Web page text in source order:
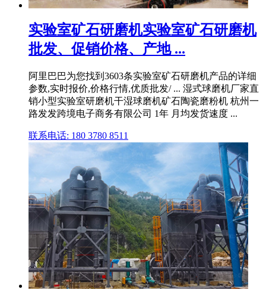
实验室矿石研磨机实验室矿石研磨机
批发、促销价格、产地 ...
阿里巴巴为您找到3603条实验室矿石研磨机产品的详细
参数,实时报价,价格行情,优质批发/ ... 湿式球磨机厂家直
销小型实验室研磨机干湿球磨机矿石陶瓷磨粉机 杭州一
路发发跨境电子商务有限公司 1年 月均发货速度 ...
联系电话: 180 3780 8511